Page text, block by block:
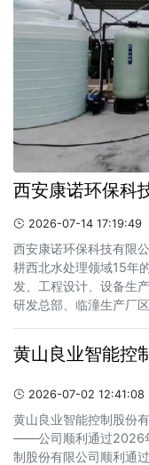
西安康诺环保科
 2026-07-14 17:19:49
西安康诺环保科技有限
耕西北水处理领域15年
发、工程设计、设备生
研发总部、临潼生产厂
黄山良业智能控
 2026-07-02 12:41:08
黄山良业智能控制股份
——公司顺利通过2026
制股份有限公司顺利通